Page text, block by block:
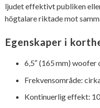
ljudet effektivt publiken
högtalare riktade mot
Egenskaper i
6,5″ (165 mm) woofer
Frekvensområde:
Kontinuerlig effekt: